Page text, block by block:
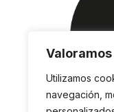
Utilizamos
navegación,